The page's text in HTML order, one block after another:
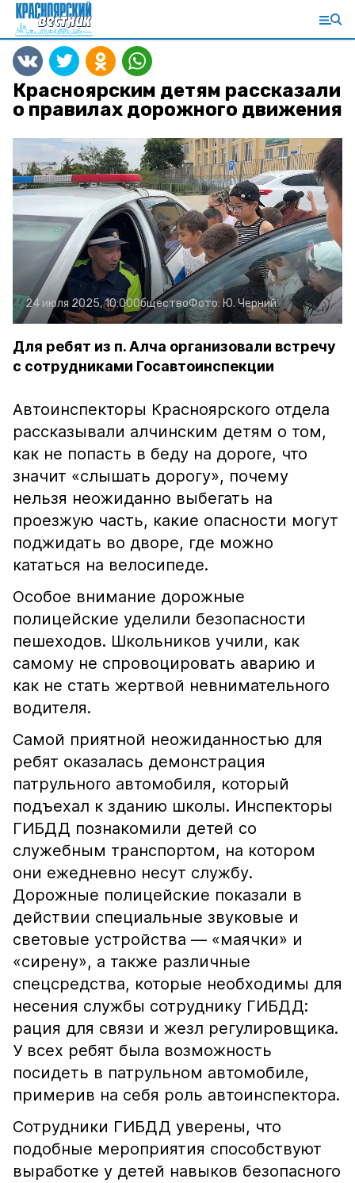
Красноярским детям рассказали
о правилах дорожного движения
24 июля 2025, 10:00ОбществоФото:Ю. Черний
Для ребят из п. Алча организовали встречу
с сотрудниками Госавтоинспекции
Автоинспекторы Красноярского отдела
рассказывали алчинским детям о том,
как не попасть в беду на дороге, что
значит «слышать дорогу», почему
нельзя неожиданно выбегать на
проезжую часть, какие опасности могут
поджидать во дворе, где можно
кататься на велосипеде.
Особое внимание дорожные
полицейские уделили безопасности
пешеходов. Школьников учили, как
самому не спровоцировать аварию и
как не стать жертвой невнимательного
водителя.
Самой приятной неожиданностью для
ребят оказалась демонстрация
патрульного автомобиля, который
подъехал к зданию школы. Инспекторы
ГИБДД познакомили детей со
служебным транспортом, на котором
они ежедневно несут службу.
Дорожные полицейские показали в
действии специальные звуковые и
световые устройства — «маячки» и
«сирену», а также различные
спецсредства, которые необходимы для
несения службы сотруднику ГИБДД:
рация для связи и жезл регулировщика.
У всех ребят была возможность
посидеть в патрульном автомобиле,
примерив на себя роль автоинспектора.
Сотрудники ГИБДД уверены, что
подобные мероприятия способствуют
выработке у детей навыков безопасного